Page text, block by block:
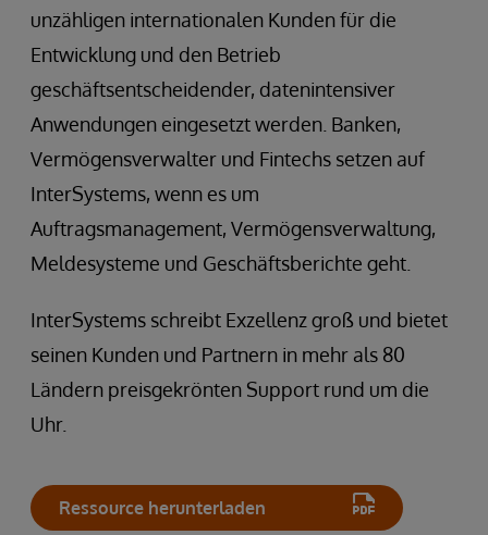
unzähligen internationalen Kunden für die
Entwicklung und den Betrieb
geschäftsentscheidender, datenintensiver
Anwendungen eingesetzt werden. Banken,
Vermögensverwalter und Fintechs setzen auf
InterSystems, wenn es um
Auftragsmanagement, Vermögensverwaltung,
Meldesysteme und Geschäftsberichte geht.
InterSystems schreibt Exzellenz groß und bietet
seinen Kunden und Partnern in mehr als 80
Ländern preisgekrönten Support rund um die
Uhr.
Ressource herunterladen